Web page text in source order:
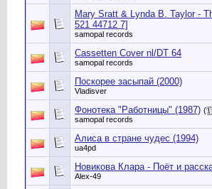
Mary Sratt & Lynda B. Taylor -
521 44712 7]
samopal records
Cassetten Cover nl/DT 64
samopal records
Поскорее засыпай (2000)
Vladisver
Фонотека "Работницы" (1987) (
samopal records
Алиса в стране чудес (1994)
ua4pd
Новикова Клара - Поёт и
Alex-49